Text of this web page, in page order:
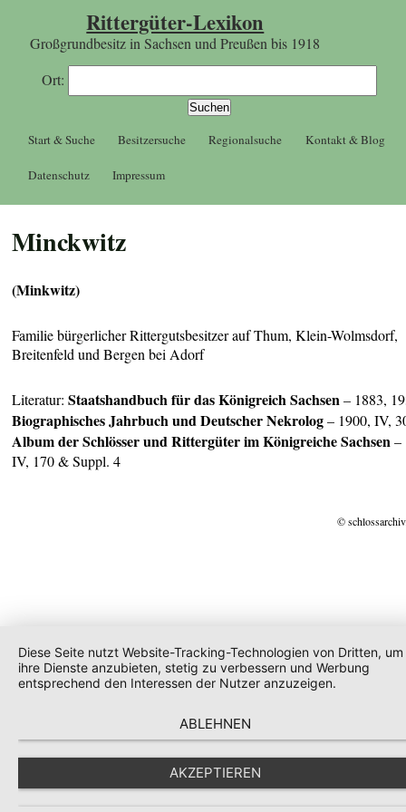
Rittergüter-Lexikon
Großgrundbesitz in Sachsen und Preußen bis 1918
Ort:
Start & Suche Besitzersuche Regionalsuche Kontakt & Blog
Datenschutz Impressum
Minckwitz
(Minkwitz)
Familie bürgerlicher Rittergutsbesitzer auf Thum, Klein-Wolmsdorf,
Breitenfeld und Bergen bei Adorf
Literatur:Staatshandbuch für dasKönigreich Sachsen – 1883,
Biographisches Jahrbuch und Deutscher Nekrolog– 1900, IV,
Album der Schlösser und Rittergüter imKönigreiche Sachsen –
IV, 170 & Suppl. 4
©
Diese Seite nutzt Website-Tracking-Technologien von Dritten, um
ihre Dienste anzubieten, stetig zu verbessern und Werbung
entsprechend den Interessen der Nutzer anzuzeigen.
ABLEHNEN
AKZEPTIEREN